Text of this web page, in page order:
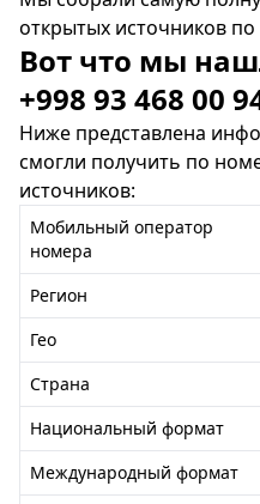
открытых источников
Вот что мы
+998 93 468 00
Ниже представлена
смогли получить по
источников:
Мобильный оператор
номера
Регион
Гео
Страна
Национальный формат
Международный формат